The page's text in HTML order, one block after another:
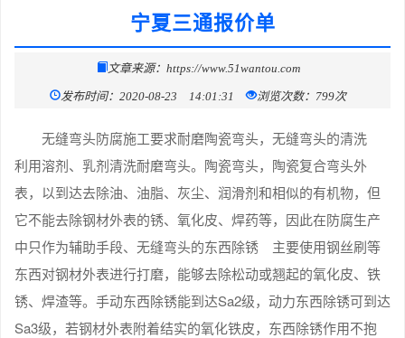
宁夏三通报价单
文章来源：https://www.51wantou.com
发布时间：2020-08-23 14:01:31 浏览次数：799次
无缝弯头防腐施工要求耐磨陶瓷弯头，无缝弯头的清洗
利用溶剂、乳剂清洗耐磨弯头。陶瓷弯头，陶瓷复合弯头外
表，以到达去除油、油脂、灰尘、润滑剂和相似的有机物，但
它不能去除钢材外表的锈、氧化皮、焊药等，因此在防腐生产
中只作为辅助手段、无缝弯头的东西除锈 主要使用钢丝刷等
东西对钢材外表进行打磨，能够去除松动或翘起的氧化皮、铁
锈、焊渣等。手动东西除锈能到达Sa2级，动力东西除锈可到达
Sa3级，若钢材外表附着结实的氧化铁皮，东西除锈作用不抱